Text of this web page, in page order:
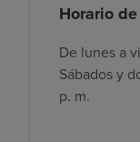
Horario
De lunes a
Sábados y
p. m.